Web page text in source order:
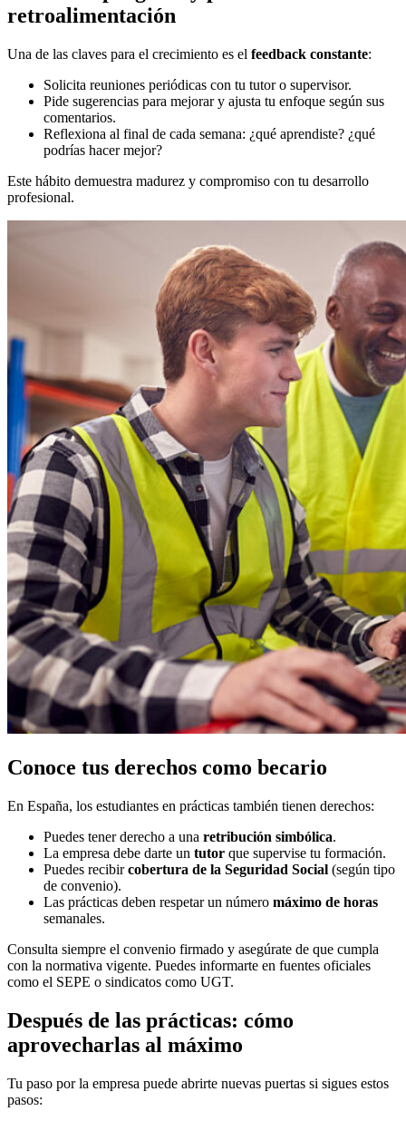
retroalimentación
Una de las claves para el crecimiento es el feedback constante:
Solicita reuniones periódicas con tu tutor o supervisor.
Pide sugerencias para mejorar y ajusta tu enfoque según sus
comentarios.
Reflexiona al final de cada semana: ¿qué aprendiste? ¿qué
podrías hacer mejor?
Este hábito demuestra madurez y compromiso con tu desarrollo
profesional.
Conoce tus derechos como becario
En España, los estudiantes en prácticas también tienen derechos:
Puedes tener derecho a una retribución simbólica.
La empresa debe darte un tutor que supervise tu formación.
Puedes recibircobertura de la Seguridad Social (según tipo
de convenio).
Las prácticas deben respetar un número máximo de horas
semanales.
Consulta siempre el convenio firmado y asegúrate de que cumpla
con la normativa vigente. Puedes informarte en fuentes oficiales
como el SEPE o sindicatos como UGT.
Después de las prácticas: cómo
aprovecharlas al máximo
Tu paso por la empresa puede abrirte nuevas puertas si sigues estos
pasos: